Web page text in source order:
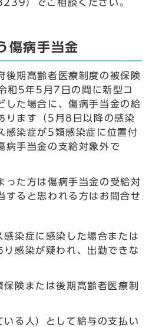
）でご相談ください。
傷病手当金
後期高齢者医療制度の被保険
和5年5月7日の間に新型コ
した場合に、傷病手当金の給
ります（5月8日以降の感染
感染症が5類感染症に位置付
病手当金の支給対象外で
った方は傷病手当金の受給対
すると思われる方はお問合せ
感染症に感染した場合または
り感染が疑われ、出勤できな
険または後期高齢者医療制
いる人）として給与の支払い